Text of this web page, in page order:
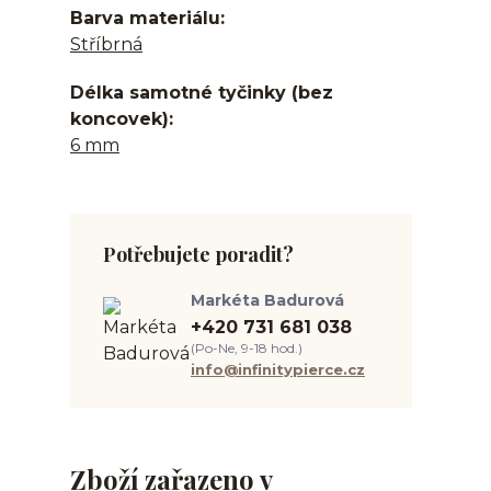
Barva materiálu
Stříbrná
Délka samotné tyčinky (bez
koncovek)
6 mm
Zboží zařazeno v
Potřebujete poradit?
Markéta Badurová
+420 731 681 038
(Po-Ne, 9-18 hod.)
info@infinitypierce.cz